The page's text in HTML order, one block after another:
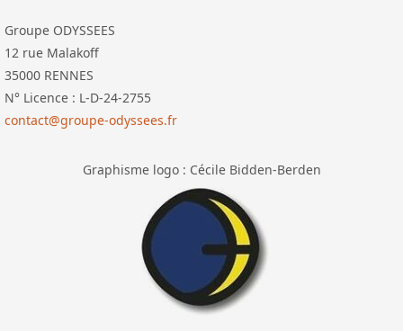
Groupe ODYSSEES
12 rue Malakoff
35000 RENNES
N° Licence : L-D-24-2755
contact@groupe-odyssees.fr
Graphisme logo : Cécile Bidden-Berden